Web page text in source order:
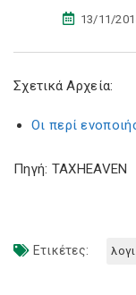
13/11/
Σχετικά Αρχεία:
Οι περί
Πηγή: TAXHEAVEN
Ετικέτες: